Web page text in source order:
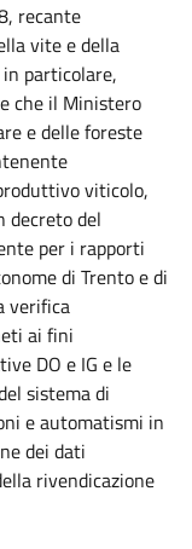
recante
vite e della
particolare,
che il Ministero
e delle foreste
viticolo,
decreto del
per i rapporti
di Trento e di
verifica
ai fini
DO e IG e le
sistema di
e automatismi in
dei dati
rivendicazione